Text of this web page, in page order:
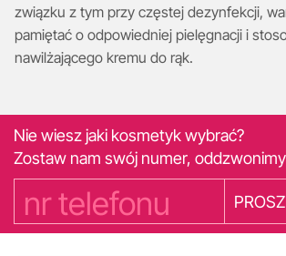
związku z tym przy częstej dezynfekcji,
pamiętać o odpowiedniej pielęgnacji i
nawilżającego kremu do rąk.
Nie wiesz jaki kosmetyk wybrać?
Zostaw nam swój numer, oddzwonimy